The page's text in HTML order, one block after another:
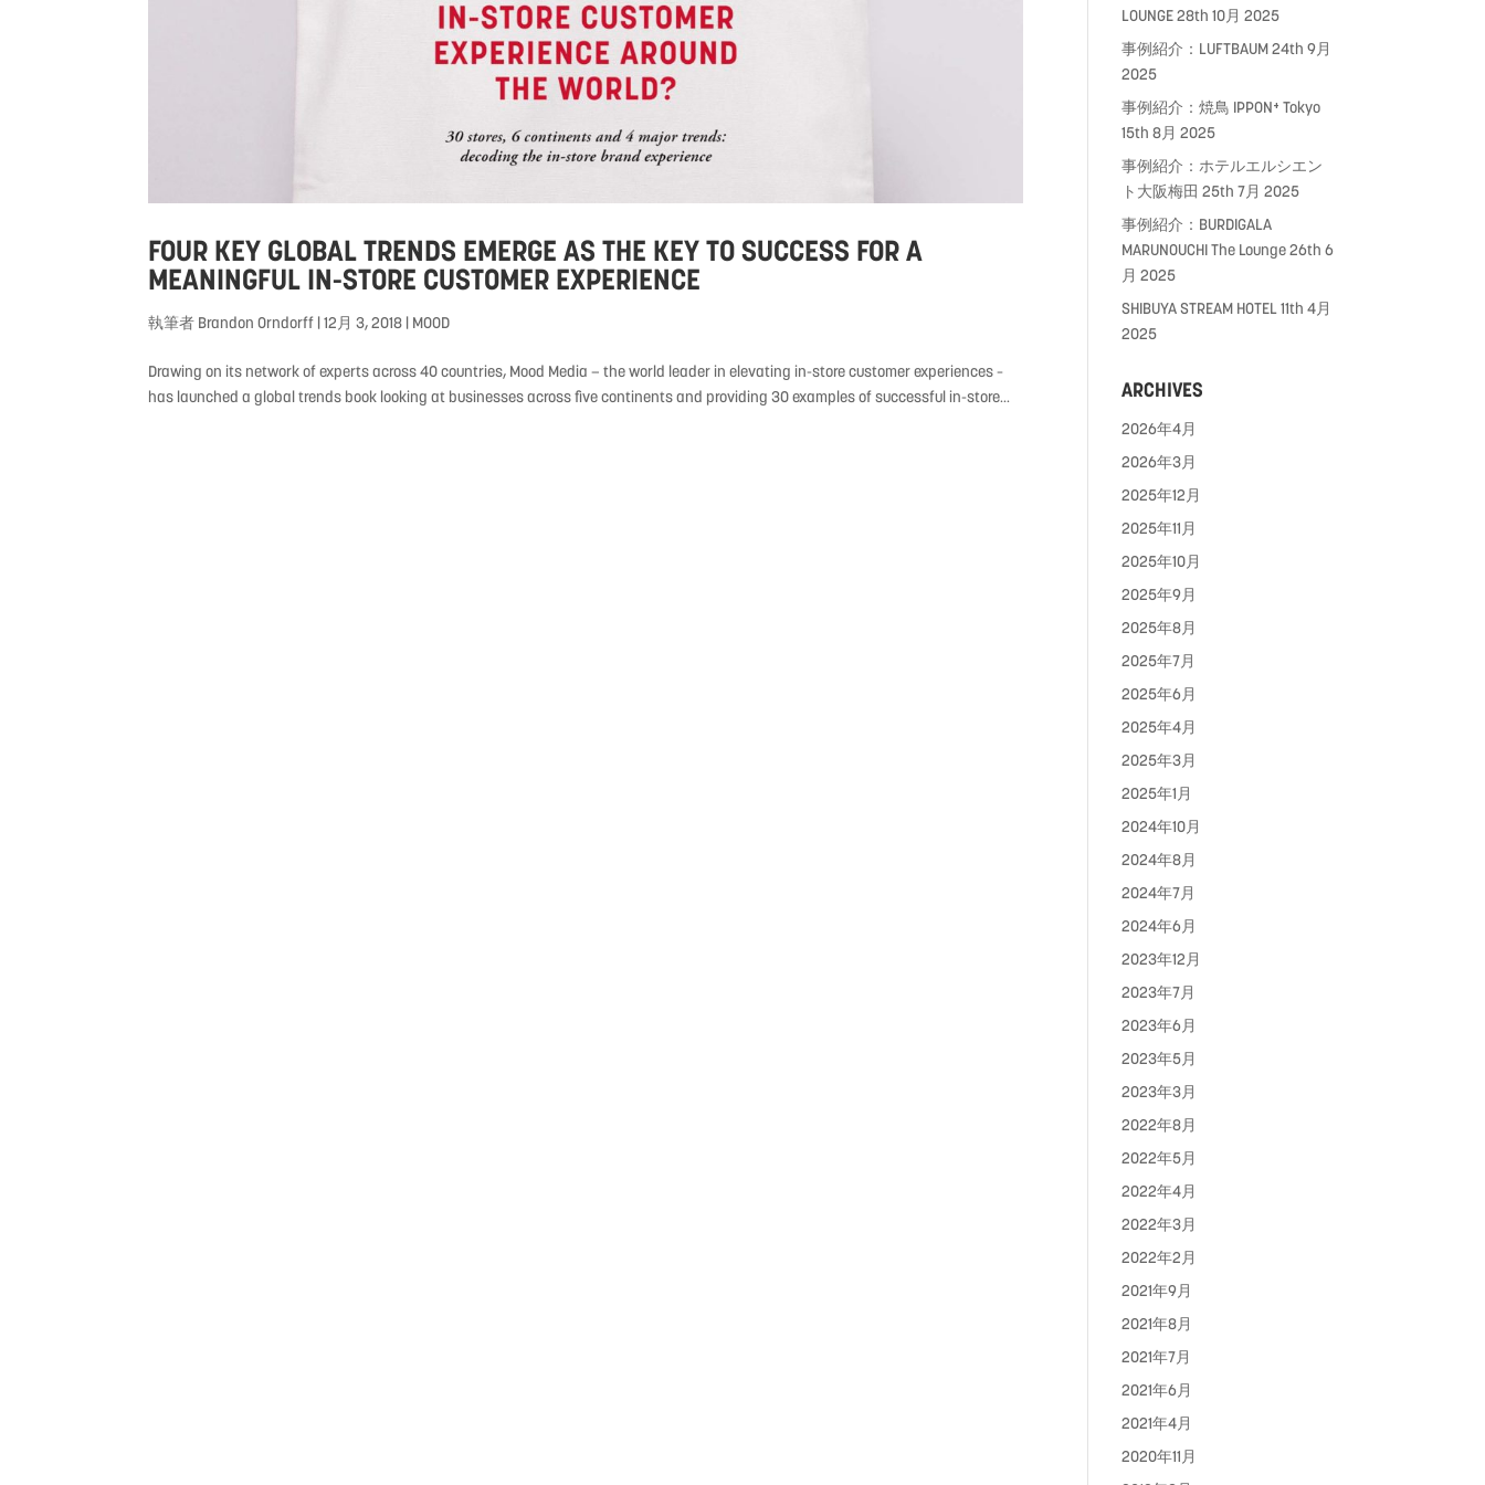
FOUR KEY GLOBAL TRENDS EMERGE AS THE KEY TO SUCCESS FOR A
MEANINGFUL IN-STORE CUSTOMER EXPERIENCE
執筆者 Brandon Orndorff |12月 3, 2018 | MOOD
Drawing on its network of experts across 40 countries, Mood Media — the world leader in elevating in-store customer experiences –
has launched a global trends book looking at businesses across five continents and providing 30 examples of successful in-store...
LOUNGE28th 10月 2025
事例紹介：LUFTBAUM24th 9月
2025
事例紹介：焼鳥 IPPON⁺ Tokyo
15th 8月 2025
事例紹介：ホテルエルシエン
ト大阪梅田 25th 7月 2025
事例紹介：BURDIGALA
MARUNOUCHI The Lounge26th 6
月 2025
SHIBUYA STREAM HOTEL11th 4月
2025
ARCHIVES
2026年4月
2026年3月
2025年12月
2025年11月
2025年10月
2025年9月
2025年8月
2025年7月
2025年6月
2025年4月
2025年3月
2025年1月
2024年10月
2024年8月
2024年7月
2024年6月
2023年12月
2023年7月
2023年6月
2023年5月
2023年3月
2022年8月
2022年5月
2022年4月
2022年3月
2022年2月
2021年9月
2021年8月
2021年7月
2021年6月
2021年4月
2020年11月